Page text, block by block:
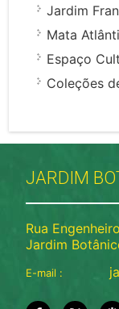
Jardim
Mata
Espaço
Coleções
JARDIM
Rua
Jardim
E-mail :